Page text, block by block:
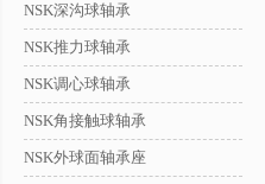
NSK深沟球轴承
NSK推力球轴承
NSK调心球轴承
NSK角接触球轴承
NSK外球面轴承座